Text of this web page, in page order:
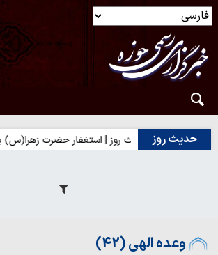
حدیث روز
حدیث روز | استغفار حضرت زهرا(س) برای
وعده الهی (42)